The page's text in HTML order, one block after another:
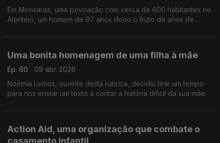
Em Monsaraz, uma povoação com cerca de 600 habitantes no
Alentejo, um homem de 97 anos doou o fruto de anos de
Uma bonita homenagem de uma filha à mãe
Ep. 60
09 abr. 2026
Noémia Lemos, ouvinte desta rubrica, decidiu tirar um tempo
para nos enviar um texto a contar a história dificil da sua mãe.
Action Aid, uma organização que combate o
casamento infantil